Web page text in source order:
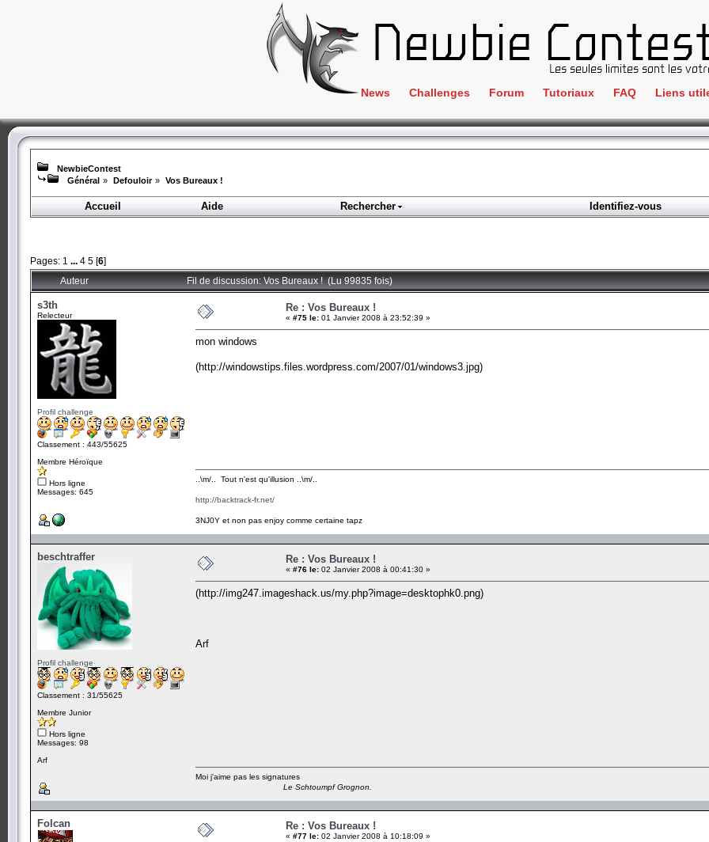
News Challenges
Crackme
ClientSide
Forensics
Programmation
Wargame
Forum Tutoriaux FAQ Liens
IRC
NewbieContest
Général » Defouloir » Vos Bureaux !
Accueil
Aide Rechercher Identifiez-vous
Pages: 1 ... 4 5 [6]
Auteur Fil de discussion: Vos Bureaux ! (Lu 99835 fois)
s3th
Relecteur
Profil challenge
Classement : 443/55625
Membre Héroïque
Hors ligne
Messages: 645
Re : Vos Bureaux !
« #75 le: 01 Janvier 2008 à 23:52:39 »
mon windows
(http://windowstips.files.wordpress.com/2007/01/windows3.jpg)
..\m/.. Tout n'est qu'illusion ..\m/..
http://backtrack-fr.net/
3NJ0Y et non pas enjoy comme certaine tapz
beschtraffer
Profil challenge
Classement : 31/55625
Membre Junior
Hors ligne
Messages: 98
Arf
Re : Vos Bureaux !
« #76 le: 02 Janvier 2008 à 00:41:30 »
(http://img247.imageshack.us/my.php?image=desktophk0.png)
Arf
Moi j'aime pas les signatures
Le Schtoumpf Grognon.
Folcan Re : Vos Bureaux !
« #77 le: 02 Janvier 2008 à 10:18:09 »